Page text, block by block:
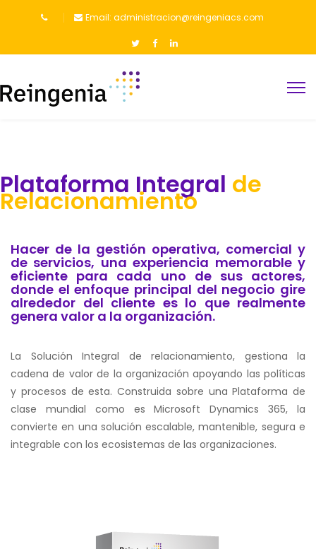
Email: administracion@reingeniacs.com
Plataforma Integral de
Relacionamiento
Hacer de la gestión operativa, comercial y
de servicios, una experiencia memorable y
eficiente para cada uno de sus actores,
donde el enfoque principal del negocio gire
alrededor del cliente es lo que realmente
genera valor a la organización.
La Solución Integral de relacionamiento, gestiona la
cadena de valor de la organización apoyando las políticas
y procesos de esta. Construida sobre una Plataforma de
clase mundial como es Microsoft Dynamics 365, la
convierte en una solución escalable, mantenible, segura e
integrable con los ecosistemas de las organizaciones.